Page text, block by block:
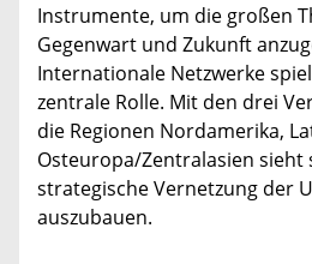
Instrumente, um die großen
Gegenwart und Zukunft
Internationale Netzwerke
zentrale Rolle. Mit den drei
die Regionen Nordamerika,
Osteuropa/Zentralasien sieht
strategische Vernetzung der
auszubauen.